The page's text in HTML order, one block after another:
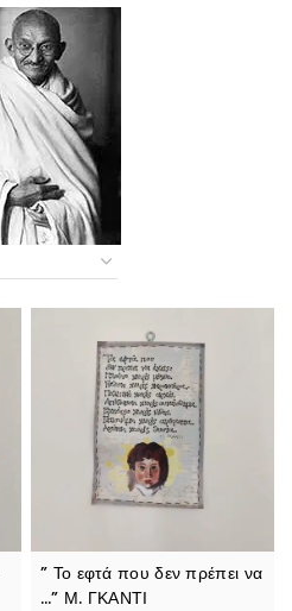
” Το εφτά που δεν πρέπει να
…” Μ. ΓΚΑΝΤΙ